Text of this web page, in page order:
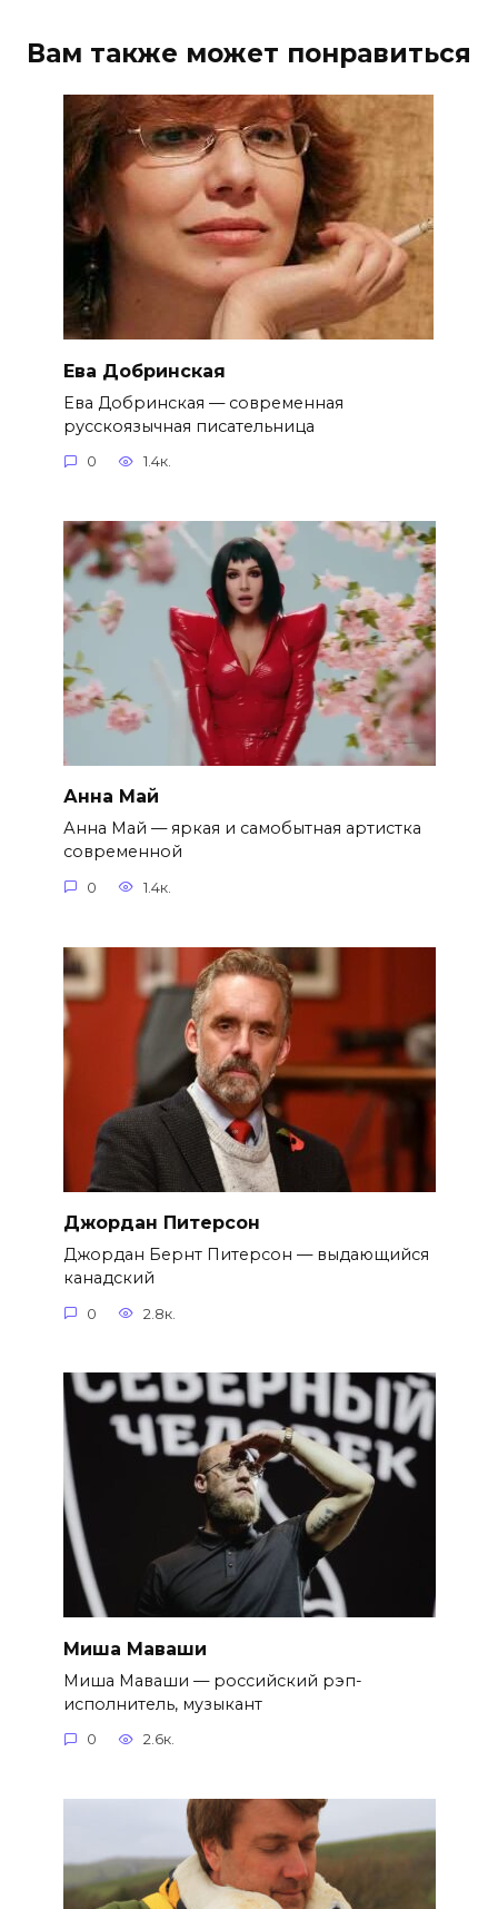
Вам также может понравиться
Ева Добринская
Ева Добринская — современная
русскоязычная писательница
0 1.4к.
Анна Май
Анна Май — яркая и самобытная артистка
современной
0 1.4к.
Джордан Питерсон
Джордан Бернт Питерсон — выдающийся
канадский
0 2.8к.
Миша Маваши
Миша Маваши — российский рэп-
исполнитель, музыкант
0 2.6к.